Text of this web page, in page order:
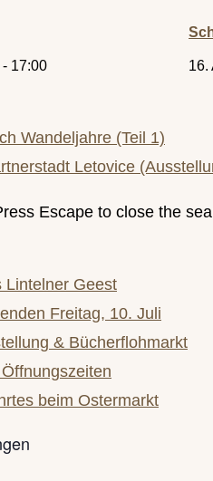
17:00 16.
Wandeljahre (Teil 1)
Letovice
Escape to close the
Lintelner Geest
Freitag, 10. Juli
& Bücherflohmarkt
beim Ostermarkt